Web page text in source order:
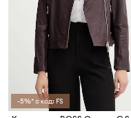
-5%* с код: FS